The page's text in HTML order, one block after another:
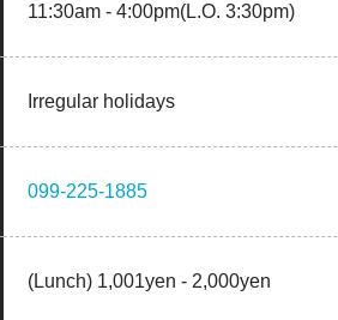
11:30am - 4:00pm(L.O. 3:30pm)
Irregular holidays
099-225-1885
(Lunch) 1,001yen - 2,000yen